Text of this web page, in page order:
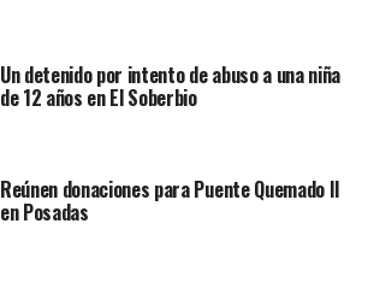
Un detenido por intento de abuso a una niña
de 12 años en El Soberbio
Reúnen donaciones para Puente Quemado II
en Posadas